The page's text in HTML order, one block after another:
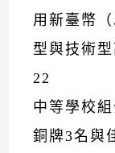
用新臺幣
型與技術
22
中等學校
銅牌3名與